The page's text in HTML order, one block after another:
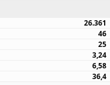
26.361
46
25
3,24
6,58
36,4